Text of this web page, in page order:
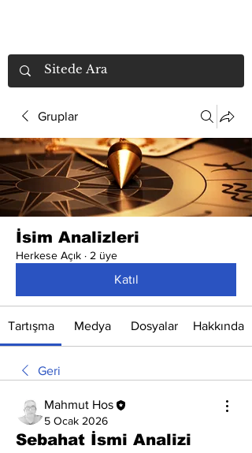
Gruplar
İsim Analizleri
Herkese Açık · 2 üye
Katıl
Tartışma Medya Dosyalar Hakkında
Geri
Mahmut Hos
5 Ocak 2026
Sebahat İsmi Analizi